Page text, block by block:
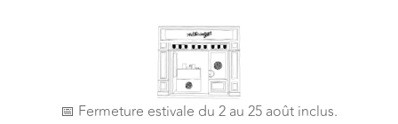
📅 Fermeture estivale du 2 au 25 août inclus.